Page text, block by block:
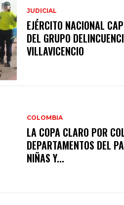
JUDICIAL
EJÉRCITO NACIONAL
DEL GRUPO
VILLAVICENCIO
COLOMBIA
LA COPA CLARO POR
DEPARTAMENTOS DEL
NIÑAS Y...